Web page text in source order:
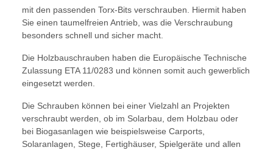
mit den passenden Torx-Bits verschrauben. Hiermit haben
Sie einen taumelfreien Antrieb, was die Verschraubung
besonders schnell und sicher macht.
Die Holzbauschrauben haben die Europäische Technische
Zulassung ETA 11/0283 und können somit auch gewerblich
eingesetzt werden.
Die Schrauben können bei einer Vielzahl an Projekten
verschraubt werden, ob im Solarbau, dem Holzbau oder
bei Biogasanlagen wie beispielsweise Carports,
Solaranlagen, Stege, Fertighäuser, Spielgeräte und allen